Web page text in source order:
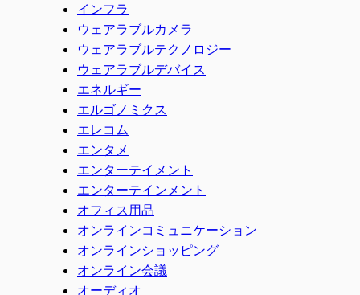
インフラ
ウェアラブルカメラ
ウェアラブルテクノロジー
ウェアラブルデバイス
エネルギー
エルゴノミクス
エレコム
エンタメ
エンターテイメント
エンターテインメント
オフィス用品
オンラインコミュニケーション
オンラインショッピング
オンライン会議
オーディオ